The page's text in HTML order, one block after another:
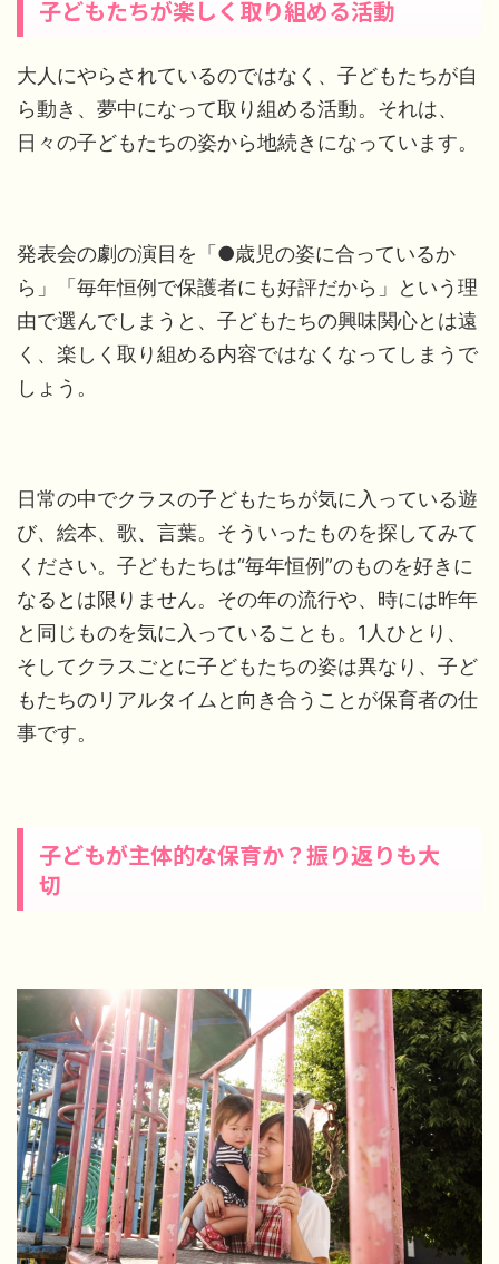
子どもたちが楽しく取り組める活動
大人にやらされているのではなく、子どもたちが自
ら動き、夢中になって取り組める活動。それは、
日々の子どもたちの姿から地続きになっています。
発表会の劇の演目を「●歳児の姿に合っているか
ら」「毎年恒例で保護者にも好評だから」という理
由で選んでしまうと、子どもたちの興味関心とは遠
く、楽しく取り組める内容ではなくなってしまうで
しょう。
日常の中でクラスの子どもたちが気に入っている遊
び、絵本、歌、言葉。そういったものを探してみて
ください。子どもたちは“毎年恒例”のものを好きに
なるとは限りません。その年の流行や、時には昨年
と同じものを気に入っていることも。1人ひとり、
そしてクラスごとに子どもたちの姿は異なり、子ど
もたちのリアルタイムと向き合うことが保育者の仕
事です。
子どもが主体的な保育か？振り返りも大
切